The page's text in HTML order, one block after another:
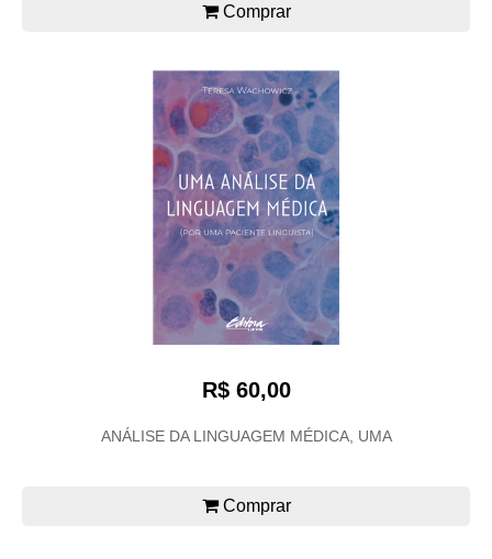
Comprar
R$ 60,00
ANÁLISE DA LINGUAGEM MÉDICA, UMA
Comprar